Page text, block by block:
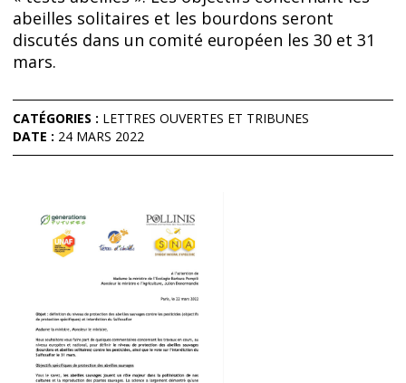
abeilles solitaires et les bourdons seront
discutés dans un comité européen les 30 et 31
mars.
CATÉGORIES : LETTRES OUVERTES ET TRIBUNES
DATE : 24 MARS 2022